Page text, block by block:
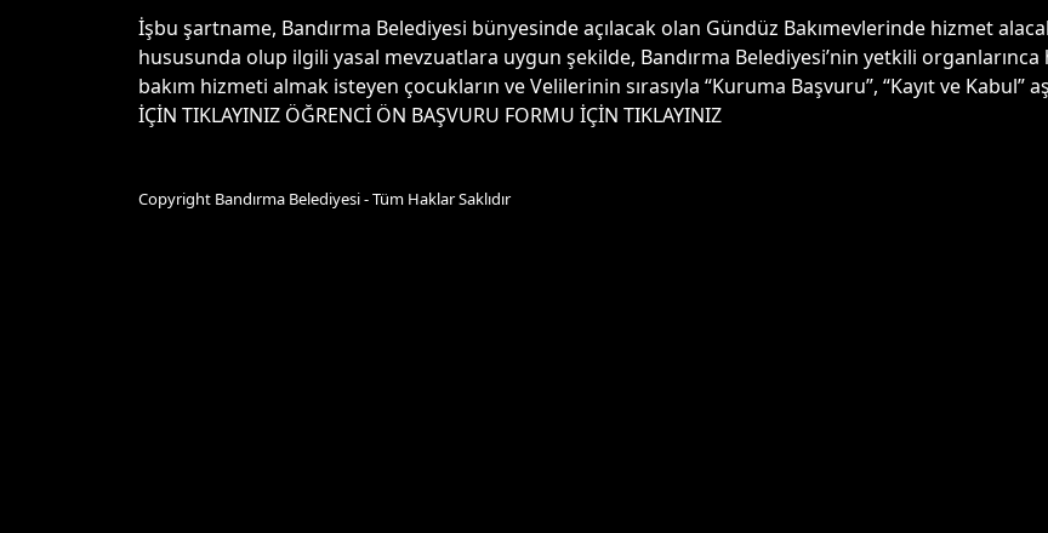
İşbu şartname, Bandırma Belediyesi bünyesinde açılacak olan Gündüz Bakımevlerinde hizmet
hususunda olup ilgili yasal mevzuatlara uygun şekilde, Bandırma Belediyesi’nin yetkili organlarınca
bakım hizmeti almak isteyen çocukların ve Velilerinin sırasıyla “Kuruma Başvuru”, “Kayıt ve Kabul”
İÇİN TIKLAYINIZ ÖĞRENCİ ÖN BAŞVURU FORMU İÇİN TIKLAYINIZ
Copyright Bandırma Belediyesi - Tüm Haklar Saklıdır